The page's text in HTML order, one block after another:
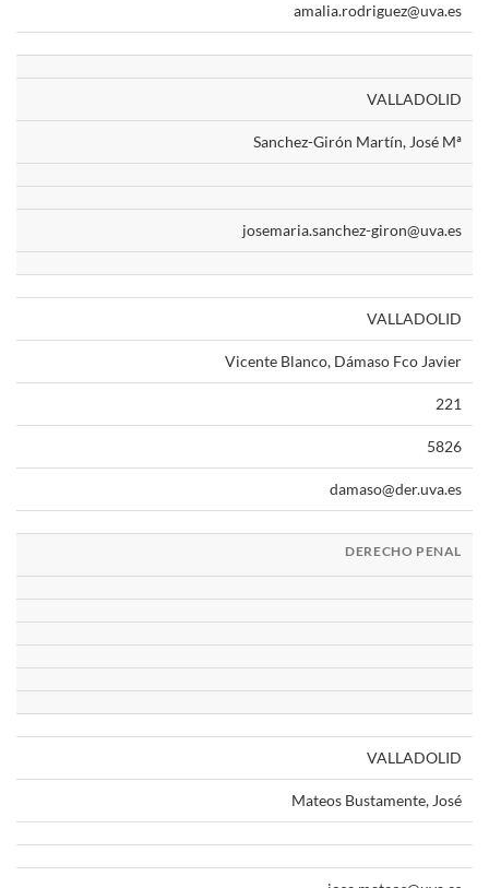
amalia.rodriguez@uva.es
VALLADOLID
Sanchez-Girón Martín, José Mª
josemaria.sanchez-giron@uva.es
VALLADOLID
Vicente Blanco, Dámaso Fco Javier
221
5826
damaso@der.uva.es
DERECHO PENAL
VALLADOLID
Mateos Bustamente, José